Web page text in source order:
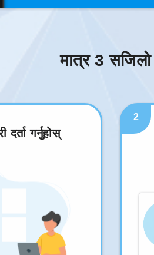
मात्र 3
गर्नुहोस्
2